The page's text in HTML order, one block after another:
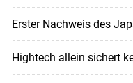
Erster Nachweis des
Hightech allein sichert